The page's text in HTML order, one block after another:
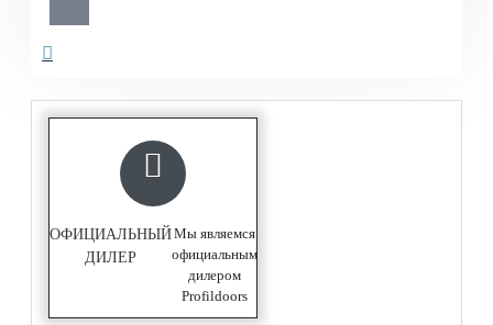
ОФИЦИАЛЬНЫЙ
ДИЛЕР
Мы являемся
официальным
дилером
Profildoors